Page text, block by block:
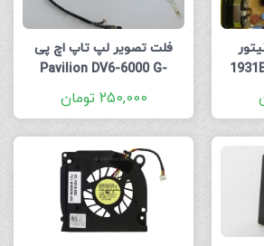
سامسونگ مدل 1931BW –
فلت تصویر لپ تاپ اچ پی
Pavilion DV6-6000 G-
AB610_50-4RH02-012_50-
4RH02-032 FHD
250,000 تومان